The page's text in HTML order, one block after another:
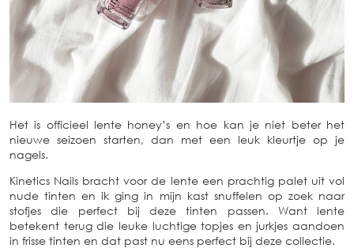
Het is officieel lente honey’s en hoe kan je niet beter het
nieuwe seizoen starten, dan met een leuk kleurtje op je
nagels.
Kinetics Nails bracht voor de lente een prachtig palet uit vol
nude tinten en ik ging in mijn kast snuffelen op zoek naar
stofjes die perfect bij deze tinten passen. Want lente
betekent terug die leuke luchtige topjes en jurkjes aandoen
in frisse tinten en dat past nu eens perfect bij deze collectie.